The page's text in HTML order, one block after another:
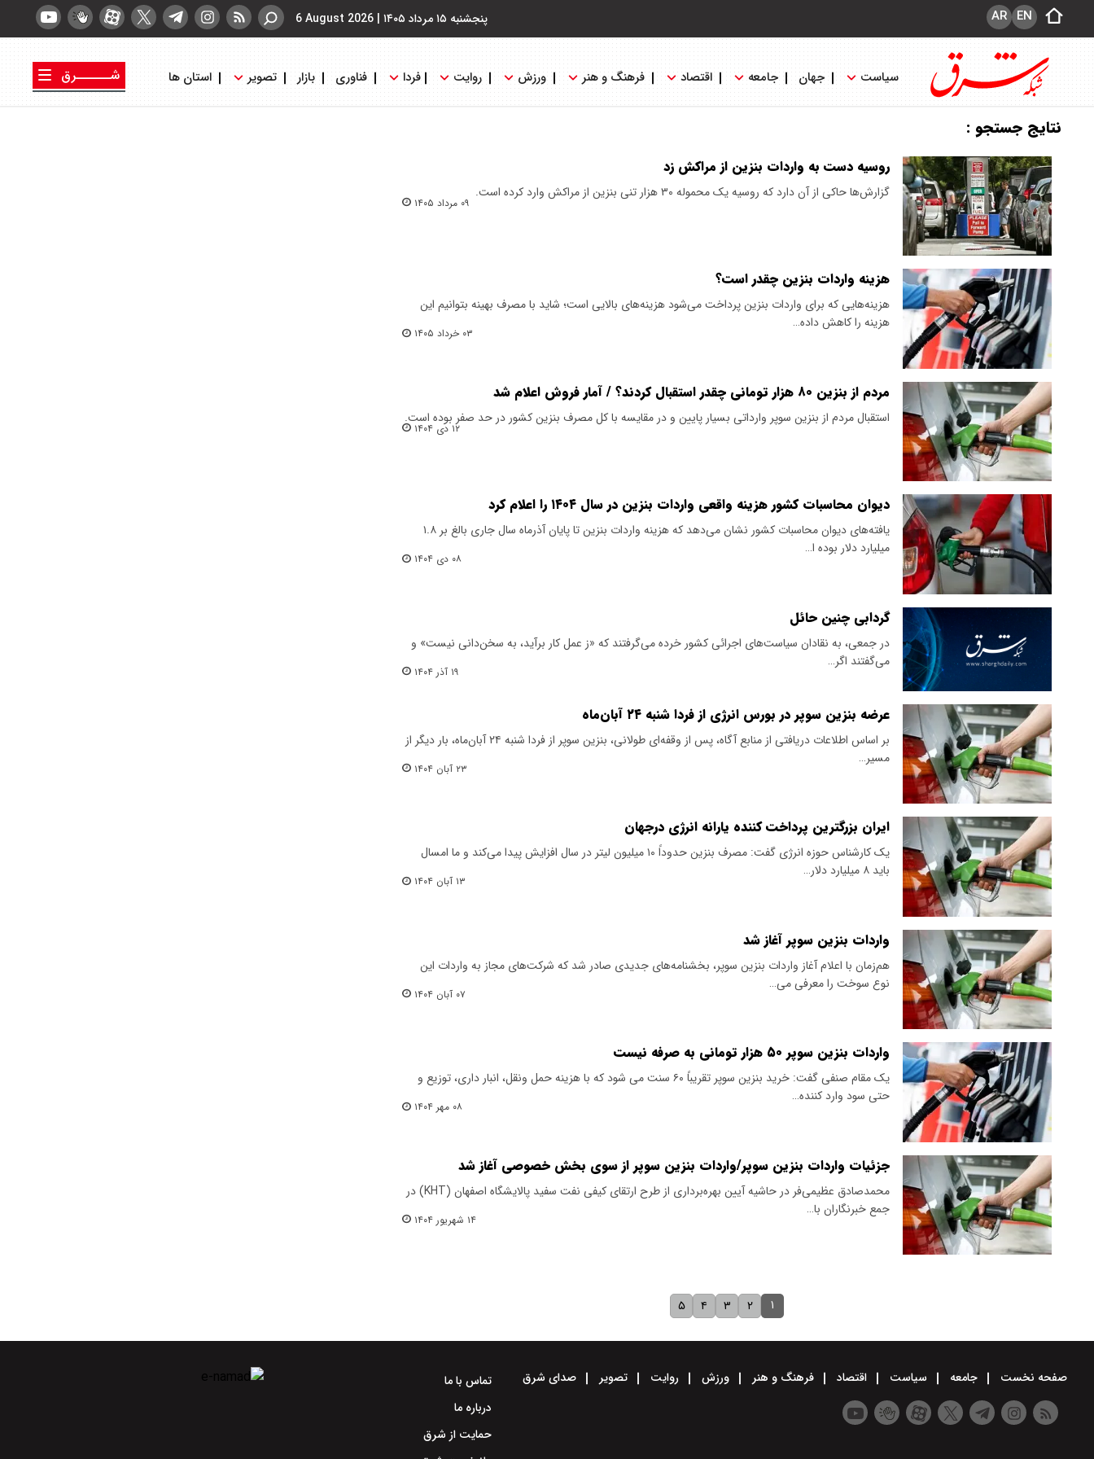
پنجشنبه ۱۵ مرداد ۱۴۰۵ |
6 August 2026 EN
AR
سیاست جهان جامعه اقتصاد فرهنگ و هنر ورزش روایت فردا فناوری بازار تصویر استان ها
شــــــرق
نتایج جستجو :
روسیه دست به واردات بنزین از مراکش زد
گزارش‌ها حاکی از آن دارد که روسیه یک محموله ۳۰ هزار تنی بنزین از مراکش وارد کرده است.
۰۹ مرداد ۱۴۰۵
هزینه واردات بنزین چقدر است؟
هزینه‌هایی که برای واردات بنزین پرداخت می‌شود هزینه‌های بالایی است؛ شاید با مصرف بهینه بتوانیم این
هزینه را کاهش داده…
۰۳ خرداد ۱۴۰۵
مردم از بنزین ۸۰ هزار تومانی چقدر استقبال کردند؟ / آمار فروش اعلام شد
استقبال مردم از بنزین سوپر وارداتی بسیار پایین و در مقایسه با کل مصرف بنزین کشور در حد صفر بوده است.
۱۲ دی ۱۴۰۴
دیوان محاسبات کشور هزینه واقعی واردات بنزین در سال ۱۴۰۴ را اعلام کرد
یافته‌های دیوان محاسبات کشور نشان می‌دهد که هزینه واردات بنزین تا پایان آذرماه سال جاری بالغ بر ۱.۸
میلیارد دلار بوده ا…
۰۸ دی ۱۴۰۴
گردابی چنین حائل
در جمعی، به نقادان سیاست‌های اجرائی کشور خرده می‌گرفتند که «ز عمل کار برآید، به سخن‌دانی نیست» و
می‌گفتند‌ اگر…
۱۹ آذر ۱۴۰۴
عرضه بنزین سوپر در بورس انرژی از فردا شنبه ۲۴ آبان‌ماه
بر اساس اطلاعات دریافتی از منابع آگاه، پس از وقفه‌ای طولانی، بنزین سوپر از فردا شنبه ۲۴ آبان‌ماه، بار دیگر از
مسیر…
۲۳ آبان ۱۴۰۴
ایران بزرگترین پرداخت کننده یارانه انرژی درجهان
یک کارشناس حوزه انرژی گفت: مصرف بنزین حدوداً ۱۰ میلیون لیتر در سال افزایش پیدا می‌کند و ما امسال
باید ۸ میلیارد دلار…
۱۳ آبان ۱۴۰۴
واردات بنزین سوپر آغاز شد
هم‌زمان با اعلام آغاز واردات بنزین سوپر، بخشنامه‌های جدیدی صادر شد که شرکت‌های مجاز به واردات این
نوع سوخت را معرفی می‌…
۰۷ آبان ۱۴۰۴
واردات بنزین سوپر ۵۰ هزار تومانی به صرفه نیست
​یک مقام صنفی گفت: خرید بنزین سوپر تقریباً ۶۰ سنت می شود که با هزینه حمل ونقل، انبار داری، توزیع و
حتی سود وارد کننده…
۰۸ مهر ۱۴۰۴
جزئیات واردات بنزین سوپر/واردات بنزین سوپر از سوی بخش خصوصی آغاز شد
محمدصادق عظیمی‌فر در حاشیه آیین بهره‌برداری از طرح ارتقای کیفی نفت سفید پالایشگاه اصفهان (KHT) در
جمع خبرنگاران با…
۱۴ شهریور ۱۴۰۴
۱ ۲ ۳ ۴ ۵
صفحه نخست جامعه سیاست اقتصاد فرهنگ و هنر ورزش روایت تصویر صدای شرق
تماس با ما
درباره ما
حمایت از شرق